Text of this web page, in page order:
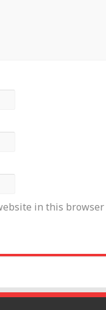
in this